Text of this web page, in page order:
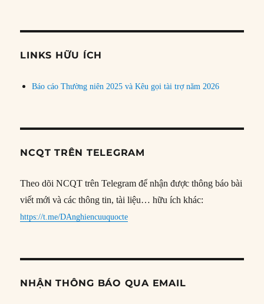
đề
LINKS HỮU ÍCH
Báo cáo Thường niên 2025 và Kêu gọi tài trợ năm 2026
NCQT TRÊN TELEGRAM
Theo dõi NCQT trên Telegram để nhận được thông báo bài
viết mới và các thông tin, tài liệu… hữu ích khác:
https://t.me/DAnghiencuuquocte
NHẬN THÔNG BÁO QUA EMAIL